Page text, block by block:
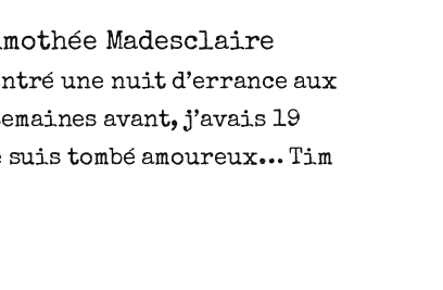
Madesclaire
une nuit d’errance aux
avant, j’avais 19
tombé amoureux… Tim